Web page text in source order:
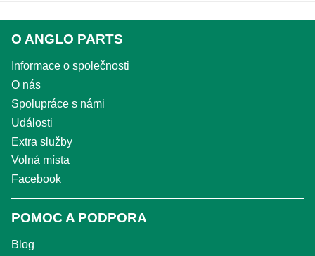
O ANGLO PARTS
Informace o společnosti
O nás
Spolupráce s námi
Události
Extra služby
Volná místa
Facebook
POMOC A PODPORA
Blog